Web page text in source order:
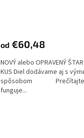
od €60,48
NOVÝ alebo OPRAVENÝ
KUS Diel dodávame aj s
spôsobom Prečítajte
funguje...